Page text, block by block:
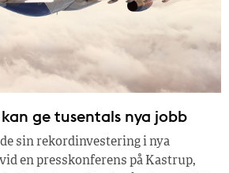
kan ge tusentals nya jobb
sin rekordinvestering i nya
en presskonferens på Kastrup,